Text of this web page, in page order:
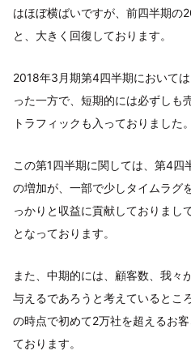
はほぼ横ばいですが、前四半期の
と、大きく回復しております。
2018年3月期第4四半期において
った一方で、短期的には必ずしも
トラフィックも入っておりました。
この第1四半期に関しては、第4四
の増加が、一部で少しタイムラグ
っかりと収益に貢献しておりまし
となっております。
また、中期的には、顧客数、我々
与えるであろうと考えているとこ
の時点で初めて2万社を超えるお
ております。